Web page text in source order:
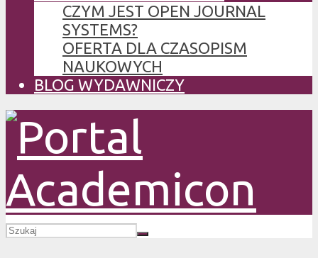
CZYM JEST OPEN JOURNAL
SYSTEMS?
OFERTA DLA CZASOPISM
NAUKOWYCH
BLOG WYDAWNICZY